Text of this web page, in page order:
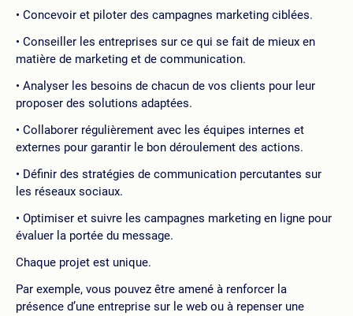
Concevoir et piloter des campagnes marketing ciblées.
Conseiller les entreprises sur ce qui se fait de mieux en
matière de marketing et de communication.
Analyser les besoins de chacun de vos clients pour leur
proposer des solutions adaptées.
Collaborer régulièrement avec les équipes internes et
externes pour garantir le bon déroulement des actions.
Définir des stratégies de communication percutantes sur
les réseaux sociaux.
Optimiser et suivre les campagnes marketing en ligne pour
évaluer la portée du message.
Chaque projet est unique.
Par exemple, vous pouvez être amené à renforcer la
présence d’une entreprise sur le web ou à repenser une